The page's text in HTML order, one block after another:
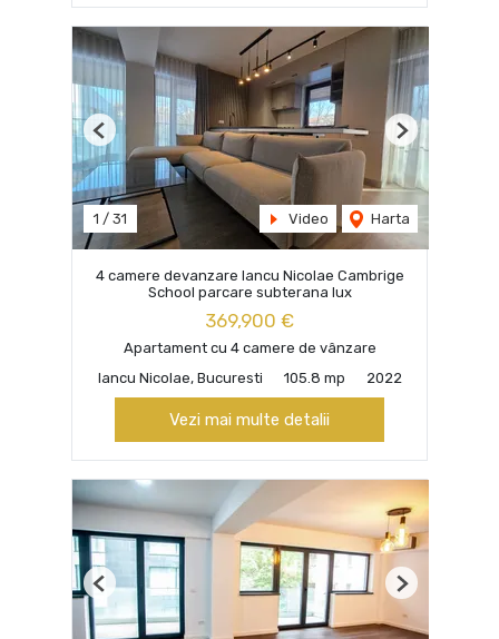
1 / 31 Video Harta
Previous Next
4 camere devanzare Iancu Nicolae Cambrige
School parcare subterana lux
369,900 €
Apartament cu 4 camere de vânzare
Iancu Nicolae, Bucuresti
105.8 mp 2022
Vezi mai multe detalii
Previous Next